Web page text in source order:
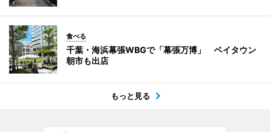
食べる
千葉・海浜幕張WBGで「幕張万博」 ベイタウン
朝市も出店
もっと見る